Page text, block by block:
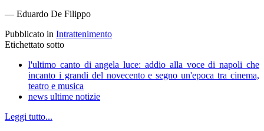
— Eduardo De Filippo
Pubblicato in Intrattenimento
Etichettato sotto
l'ultimo canto di angela luce: addio alla voce di napoli che
incanto i grandi del novecento e segno un'epoca tra cinema,
teatro e musica
news ultime notizie
Leggi tutto...